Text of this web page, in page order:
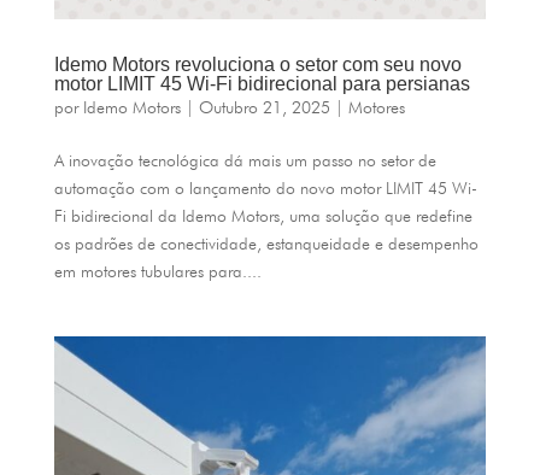
Idemo Motors revoluciona o setor com seu novo
motor LIMIT 45 Wi-Fi bidirecional para persianas
por Idemo Motors| Outubro 21, 2025 Motores
A inovação tecnológica dá mais um passo no setor de
automação com o lançamento do novo motor LIMIT 45 Wi-
Fi bidirecional da Idemo Motors, uma solução que redefine
os padrões de conectividade, estanqueidade e desempenho
em motores tubulares para....